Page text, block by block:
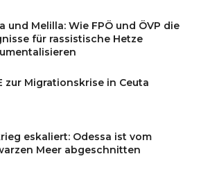
und Melilla: Wie FPÖ und ÖVP die
für rassistische Hetze
zur Migrationskrise in Ceuta
eskaliert: Odessa ist vom
Meer abgeschnitten